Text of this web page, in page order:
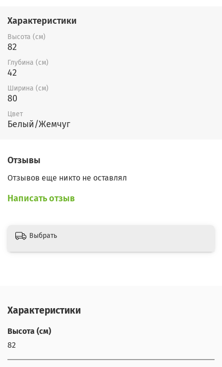
Характеристики
Высота (см)
82
Глубина (см)
42
Ширина (см)
80
Цвет
Белый/Жемчуг
Отзывы
Отзывов еще никто не оставлял
Написать отзыв
Выбрать
Характеристики
Высота (см)
82